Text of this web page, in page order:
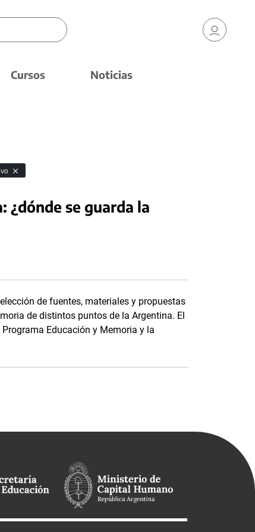
Cursos Noticias
¿dónde se guarda la
de fuentes, materiales y propuestas
de distintos puntos de la Argentina. El
Educación y Memoria y la